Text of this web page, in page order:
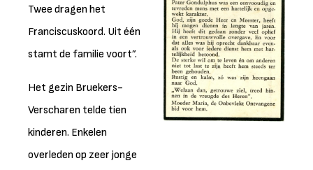
Twee dragen het
Franciscuskoord. Uit één
stamt de familie voort”.
Het gezin Bruekers-
Verscharen telde tien
kinderen. Enkelen
overleden op zeer jonge